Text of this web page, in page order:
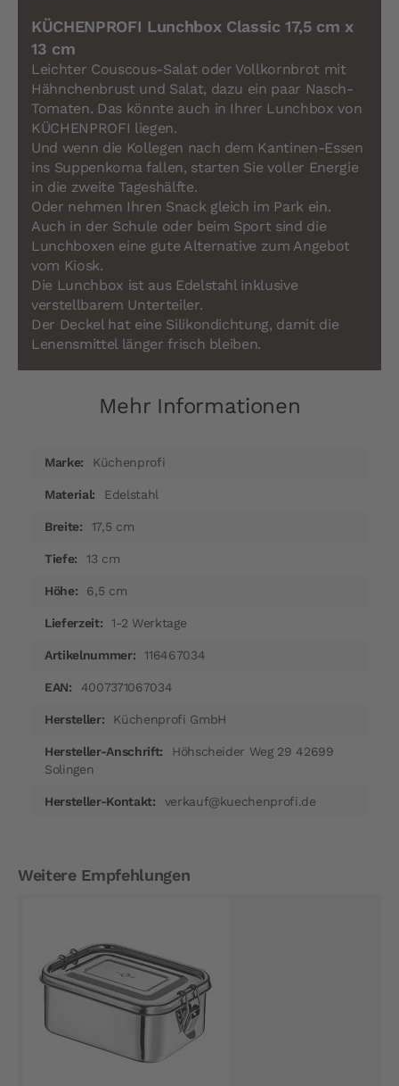
KÜCHENPROFI Lunchbox Classic 17,5 cm x
13 cm
Leichter Couscous-Salat oder Vollkornbrot mit
Hähnchenbrust und Salat, dazu ein paar Nasch-
Tomaten. Das könnte auch in Ihrer Lunchbox von
KÜCHENPROFI liegen.
Und wenn die Kollegen nach dem Kantinen-Essen
ins Suppenkoma fallen, starten Sie voller Energie
in die zweite Tageshälfte.
Oder nehmen Ihren Snack gleich im Park ein.
Auch in der Schule oder beim Sport sind die
Lunchboxen eine gute Alternative zum Angebot
vom Kiosk.
Die Lunchbox ist aus Edelstahl inklusive
verstellbarem Unterteiler.
Der Deckel hat eine Silikondichtung, damit die
Lenensmittel länger frisch bleiben.
Mehr Informationen
InformationenKüchenprofi
Edelstahl
17,5 cm
13 cm
6,5 cm
1-2 Werktage
116467034
4007371067034
Küchenprofi GmbH
Höhscheider Weg 29 42699
Solingen
verkauf@kuechenprofi.de
Weitere Empfehlungen